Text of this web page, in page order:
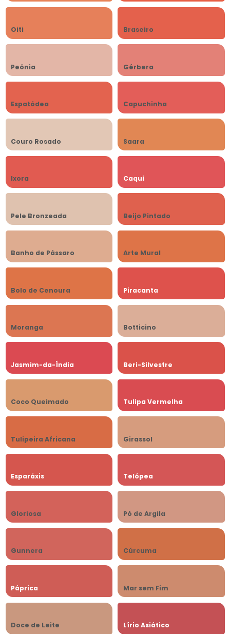
Oiti Braseiro
Peônia Gérbera
Espatódea Capuchinha
Couro Rosado Saara
Ixora Caqui
Pele Bronzeada Beijo Pintado
Banho de Pássaro Arte Mural
Bolo de Cenoura Piracanta
Moranga Botticino
Jasmim-da-Índia Beri-Silvestre
Coco Queimado Tulipa Vermelha
Tulipeira Africana Girassol
Esparáxis Telópea
Gloriosa Pó de Argila
Gunnera Cúrcuma
Páprica Mar sem Fim
Doce de Leite Lírio Asiático